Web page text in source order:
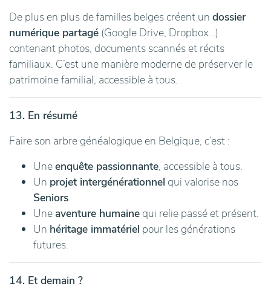
De plus en plus de familles belges créent un dossier
numérique partagé (Google Drive, Dropbox…)
contenant photos, documents scannés et récits
familiaux. C’est une manière moderne de préserver le
patrimoine familial, accessible à tous.
13. En résumé
Faire son arbre généalogique en Belgique, c’est :
Uneenquête passionnante, accessible à tous.
Un projet intergénérationnel qui valorise nos
Seniors.
Une aventure humaine qui relie passé et présent.
Un héritage immatériel pour les générations
futures.
14. Et demain ?